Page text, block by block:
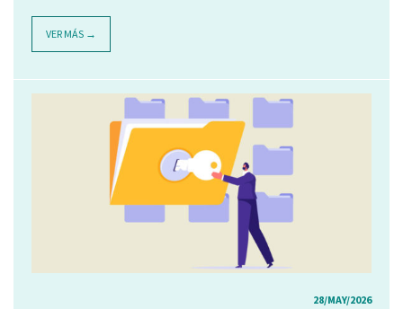
VER MÁS →
28/MAY/2026